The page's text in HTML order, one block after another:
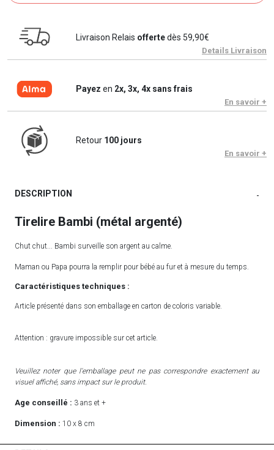
Livraison Relais offertedès 59,90€
Details Livraison
Payez en 2x, 3x, 4x sans frais
En savoir +
Retour 100 jours
En savoir +
DESCRIPTION -
Tirelire Bambi (métal argenté)
Chut chut... Bambi surveille son argent au calme.
Maman ou Papa pourra la remplir pour bébé au fur et à mesure du temps.
Caractéristiques techniques :
Article présenté dans son emballage en carton de coloris variable.
Attention : gravure impossible sur cet article.
Veuillez noter que l'emballage peut ne pas correspondre exactement au
visuel affiché, sans impact sur le produit.
Age conseillé : 3 ans et +
Dimension : 10 x 8 cm